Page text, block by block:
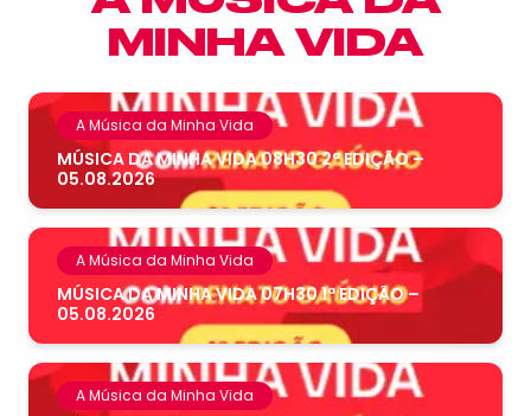
MINHA VIDA
A Música da Minha Vida
MÚSICA DA MINHA VIDA 08H30 2ª EDIÇÃO –
05.08.2026
A Música da Minha Vida
MÚSICA DA MINHA VIDA 07H30 1ª EDIÇÃO –
05.08.2026
A Música da Minha Vida